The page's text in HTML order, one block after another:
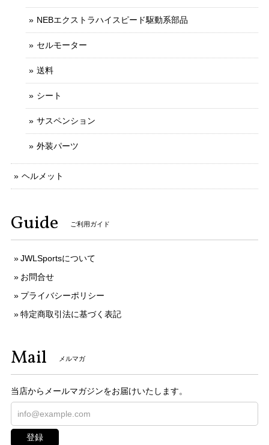
NEBエクストラハイスピード駆動系部品
セルモーター
送料
シート
サスペンション
外装パーツ
ヘルメット
Guide ご利用ガイド
JWLSportsについて
お問合せ
プライバシーポリシー
特定商取引法に基づく表記
Mail メルマガ
当店からメールマガジンをお届けいたします。
登録